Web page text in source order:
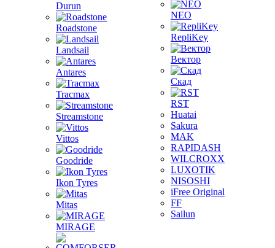
Durun
Roadstone
Landsail
Antares
Tracmax
Streamstone
Vittos
Goodride
Ikon Tyres
Mitas
MIRAGE
NEO
RepliKey
Вектор
Скад
RST
Huatai
Sakura
MAK
RAPIDASH
WILCROXX
LUXOTIK
NISOSHI
iFree Original
FF
Sailun